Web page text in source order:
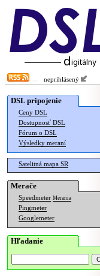
neprihlásený
DSL pripojenie
Ceny DSL
Dostupnosť DSL
Fórum o DSL
Výsledky meraní
Satelitná mapa SR
Merače
Speedmeter Merania
Pingmeter
Googlemeter
Hľadanie